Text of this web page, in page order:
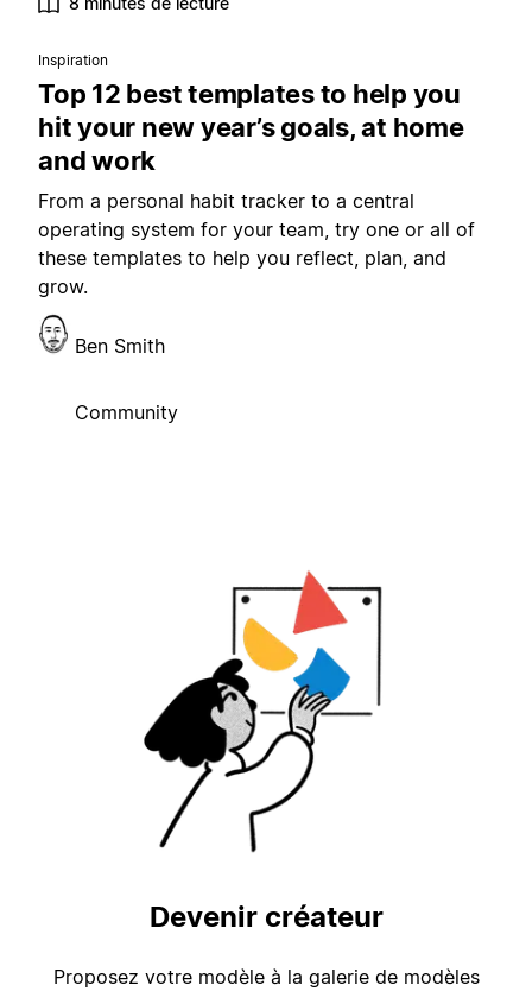
Inspiration
Top 12 best templates to help you
hit your new year’s goals, at home
and work
From a personal habit tracker to a central
operating system for your team, try one or all of
these templates to help you reflect, plan, and
grow.
Ben Smith
Community
Devenir créateur
Proposez votre modèle à la galerie de modèles